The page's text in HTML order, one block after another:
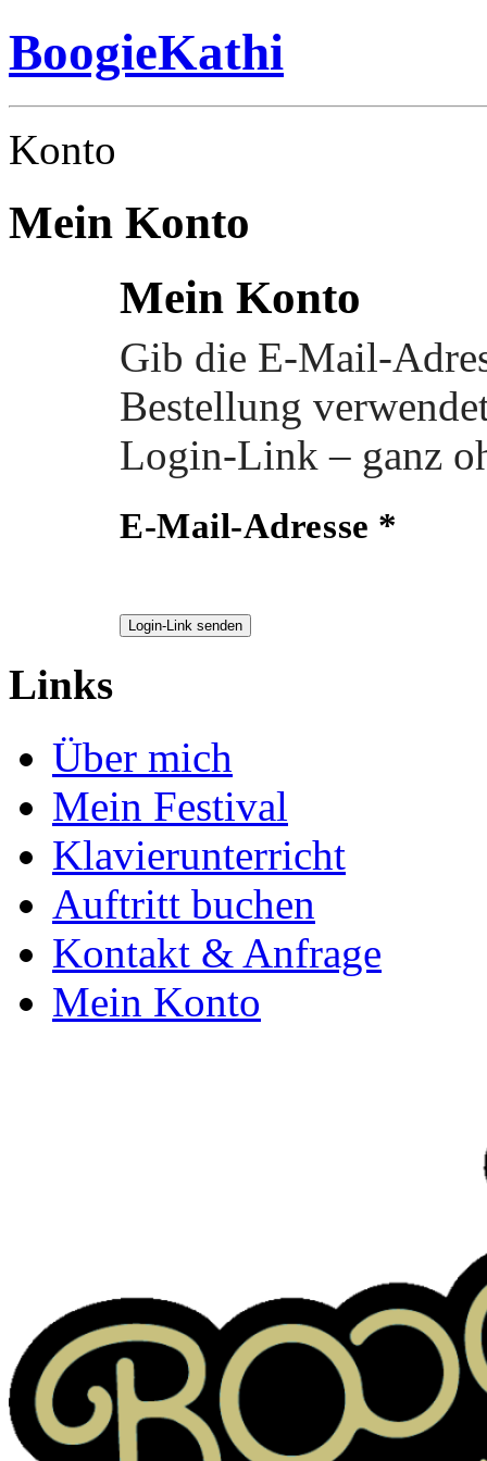
BoogieKathi
Konto
Mein Konto
Mein Konto
Gib die E-Mail-
Bestellung
Login-Link – ganz
E-Mail-Adresse *
Login-Link senden
Links
Über mich
Mein Festival
Klavierunterricht
Auftritt buchen
Kontakt & Anfrage
Mein Konto